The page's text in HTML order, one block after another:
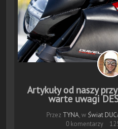
Artykuły od naszy
warte uwagi
Przez TYNA, w Świat
0 komentarzy